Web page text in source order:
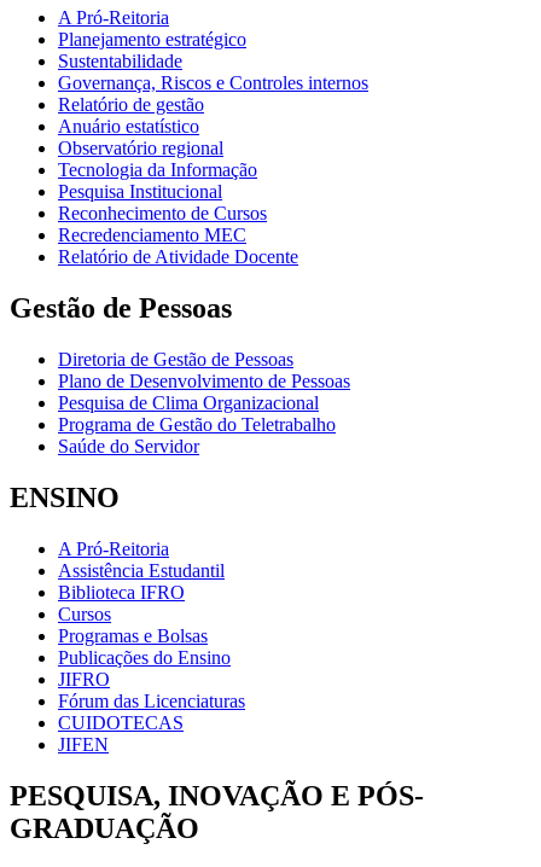
A Pró-Reitoria
Planejamento estratégico
Sustentabilidade
Governança, Riscos e Controles internos
Relatório de gestão
Anuário estatístico
Observatório regional
Tecnologia da Informação
Pesquisa Institucional
Reconhecimento de Cursos
Recredenciamento MEC
Relatório de Atividade Docente
Gestão de Pessoas
Diretoria de Gestão de Pessoas
Plano de Desenvolvimento de Pessoas
Pesquisa de Clima Organizacional
Programa de Gestão do Teletrabalho
Saúde do Servidor
ENSINO
A Pró-Reitoria
Assistência Estudantil
Biblioteca IFRO
Cursos
Programas e Bolsas
Publicações do Ensino
JIFRO
Fórum das Licenciaturas
CUIDOTECAS
JIFEN
PESQUISA, INOVAÇÃO E PÓS-
GRADUAÇÃO